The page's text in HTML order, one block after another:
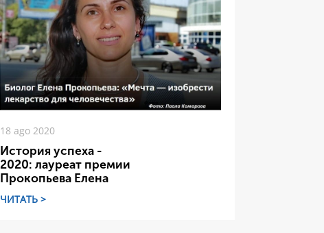
18 ago 2020
История успеха -
2020: лауреат премии
Прокопьева Елена
ЧИТАТЬ >